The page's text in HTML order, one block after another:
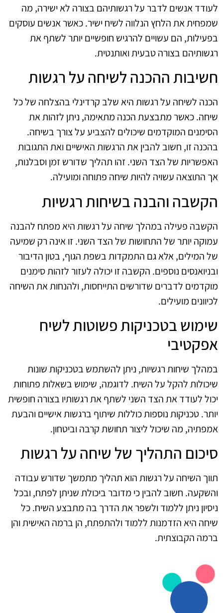
לעודד אנשים לדבר על רגשותיהם בצורה לא ישירה, מה
שמפחית את הלחץ הנלווה לשיח ישיר. כאשר אנשים עוסקים
בפעילות, הם עשויים להרגיש חופשיים יותר לשתף את
רגשותיהם בצורה טבעית ואותנטית.
חשיבות ההכנה לשיחה על רגשות
הכנה לשיחה על רגשות היא שלב קרדינלי בהצלחה של כל
שיחה. כאשר מתבצעת הכנה מתאימה, ניתן לזהות את
הסימנים המוקדמים שיכולים להצביע על צורך בשיחה.
בהכנה זו, חשוב להבין את הרגשות האישיים ואת התגובות
האפשריות של הצד השני. זהו תהליך שדורש זמן וסבלנות,
אך התוצאה עשויה להיות שיחה פתוחה ומועילה.
הקשבה והבנה בשיחות רגשיות
הקשבה פעילה במהלך שיחה על רגשות היא מפתח להבנה
עמוקה יותר של התחושות של הצד השני. זו אינה רק שמיעה
של המילים, אלא גם התמקדות בשפת הגוף, בטון הדיבור
ובניואנסים נוספים. הקשבה זו יכולה לעזור לזהות סימנים
מוקדמים לדברים שדורשים התייחסות, ולהנחות את השיחה
לכיוונים מועילים.
שימוש בטכניקות פשוטות לשיח
אפקטיבי
במהלך שיחות רגשיות, ניתן להשתמש בטכניקות שונות
שיכולות להקל על השיח. לדוגמה, שימוש בשאלות פתוחות
יכול לעודד את הצד השני לשתף את רגשותיו בצורה חופשית
יותר. טכניקות נוספות כוללות שיתוף ברגשות אישיים והבעת
אמפתיה, מה שיכול ליצור תחושת קרבה וביטחון.
סיכום התהליך של שיחה על רגשות
תווך השיחה על רגשות הוא תהליך מתמשך שדורש עבודה
והשקעה. חשוב להבין כי מדובר ביכולת שניתן לפתח, ובכל
ניסיון ניתן ללמוד ולשפר את הדרך בה מתבצע השיח. כל
שיחה היא הזדמנות ללמוד ולהתפתח, הן ברמה האישית והן
ברמה הקבוצתית.